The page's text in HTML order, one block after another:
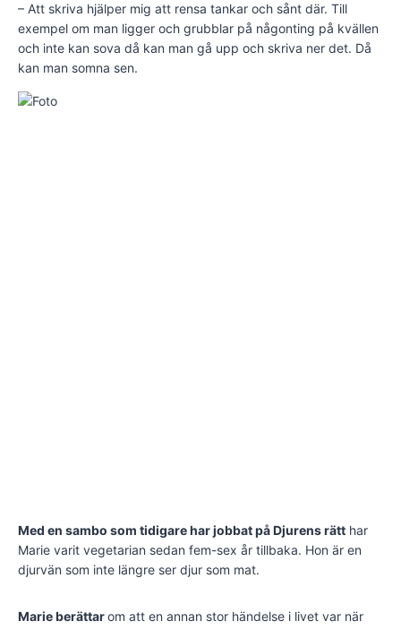
– Att skriva hjälper mig att rensa tankar och sånt där. Till
exempel om man ligger och grubblar på någonting på kvällen
och inte kan sova då kan man gå upp och skriva ner det. Då
kan man somna sen.
Med en sambo som tidigare har jobbat på Djurens rätt har
Marie varit vegetarian sedan fem-sex år tillbaka. Hon är en
djurvän som inte längre ser djur som mat.
Marie berättarom att en annan stor händelse i livet var när